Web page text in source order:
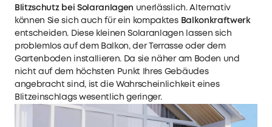
Blitzschutz bei Solaranlagen unerlässlich. Alternativ
können Sie sich auch für ein kompaktes Balkonkraftwerk
entscheiden. Diese kleinen Solaranlagen lassen sich
problemlos auf dem Balkon, der Terrasse oder dem
Gartenboden installieren. Da sie näher am Boden und
nicht auf dem höchsten Punkt Ihres Gebäudes
angebracht sind, ist die Wahrscheinlichkeit eines
Blitzeinschlags wesentlich geringer.